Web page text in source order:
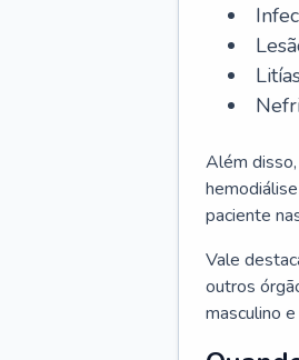
Além
paciente
Vale
outros
masculino